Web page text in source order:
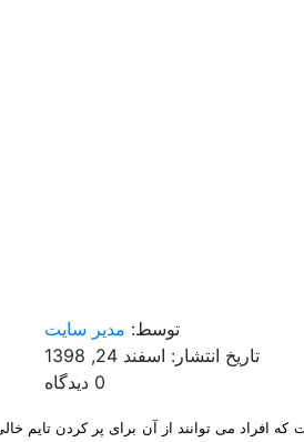
توسط: مدیر سایت
تاریخ انتشار: اسفند 24, 1398
0 دیدگاه
افراد می توانند از آن برای پر کردن تایم